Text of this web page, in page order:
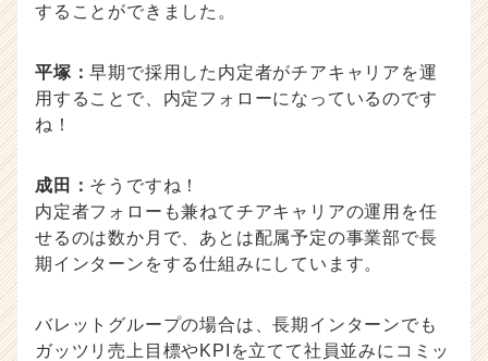
することができました。
平塚：早期で採用した内定者がチアキャリアを運
用することで、内定フォローになっているのです
ね！
成田： そうですね！
内定者フォローも兼ねてチアキャリアの運用を任
せるのは数か月で、あとは配属予定の事業部で長
期インターンをする仕組みにしています。
バレットグループの場合は、長期インターンでも
ガッツリ売上目標やKPIを立てて社員並みにコミッ